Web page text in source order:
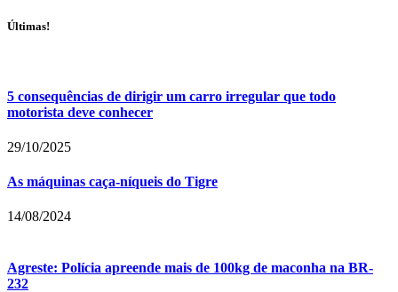
Últimas!
5 consequências de dirigir um carro irregular que todo
motorista deve conhecer
29/10/2025
As máquinas caça-níqueis do Tigre
14/08/2024
Agreste: Polícia apreende mais de 100kg de maconha na BR-
232